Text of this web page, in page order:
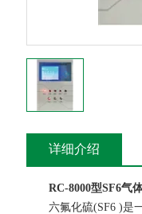
详细介绍
RC-8000型SF6气
六氟化硫(SF6 )是一